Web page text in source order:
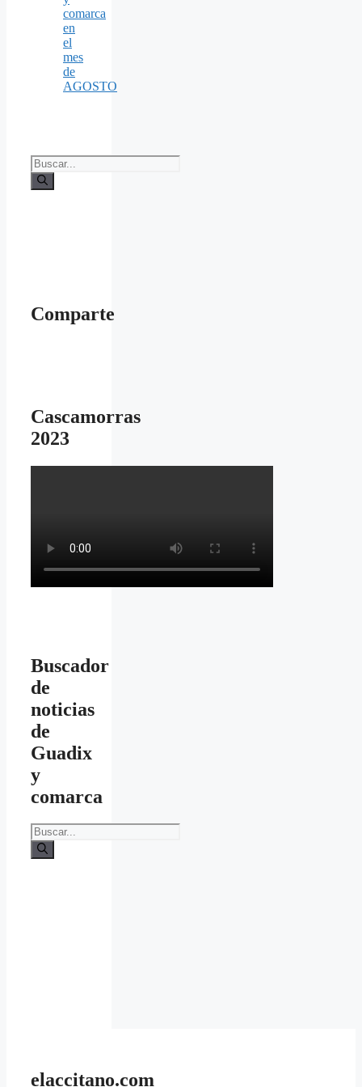
comarca
en
el
mes
de
AGOSTO
Buscar:
Comparte
Cascamorras
2023
Buscador
de
noticias
de
Guadix
y
comarca
Buscar:
elaccitano.com